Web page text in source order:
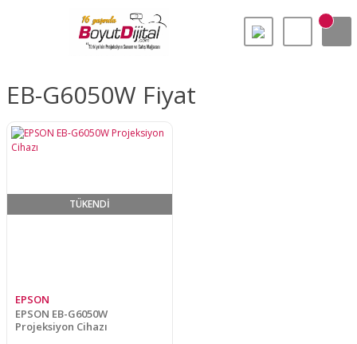
EB-G6050W Fiyat
TÜKENDİ
EPSON
EPSON EB-G6050W
Projeksiyon Cihazı